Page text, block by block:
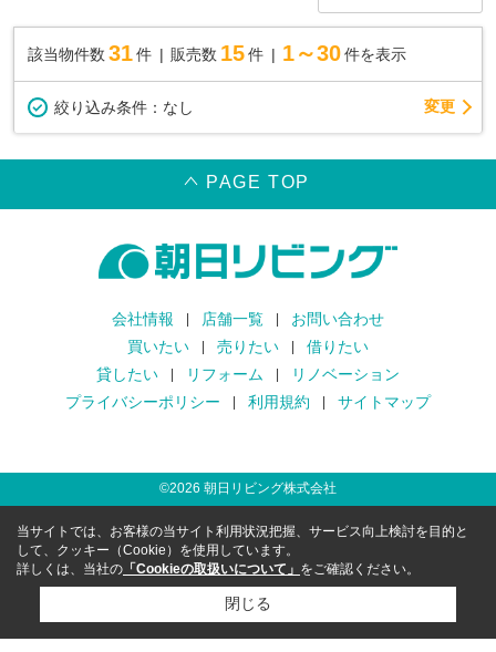
該当物件数 31件 販売数 15 件 1～30 件を表示
絞り込み条件： なし 変更
PAGE TOP
会社情報 店舗一覧
お問い合わせ
買いたい
売りたい
借りたい
貸したい
リフォーム
リノベーション
プライバシーポリシー
利用規約 サイトマップ
©2026 朝日リビング株式会社
当サイトでは、お客様の当サイト利用状況把握、サービス向上検討を目的と
して、クッキー（Cookie）を使用しています。
詳しくは、当社の 「Cookieの取扱いについて」 をご確認ください。
閉じる